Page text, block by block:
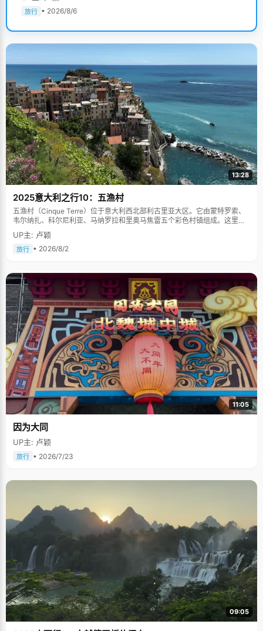
旅行 • 2026/8/6
13:28
2025意大利之行10：五渔村
五渔村（Cinque Terre）位于意大利西北部利古里亚大区。它由蒙特罗索、
韦尔纳扎、科尔尼利亚、马纳罗拉和里奥马焦雷五个彩色村镇组成。这里依
山傍海，房屋色彩斑斓，1997年被列为世界文化遗产。
UP主: 卢颖
旅行 • 2026/8/2
11:05
因为大同
UP主: 卢颖
旅行 • 2026/7/23
09:05